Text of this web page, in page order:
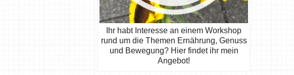
Ihr habt Interesse an einem Workshop
rund um die Themen Ernährung, Genuss
und Bewegung? Hier findet ihr mein
Angebot!